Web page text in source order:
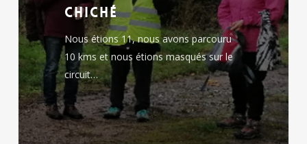
chiché
Nous étions 11, nous avons parcouru
10 kms et nous étions masqués sur le
circuit…